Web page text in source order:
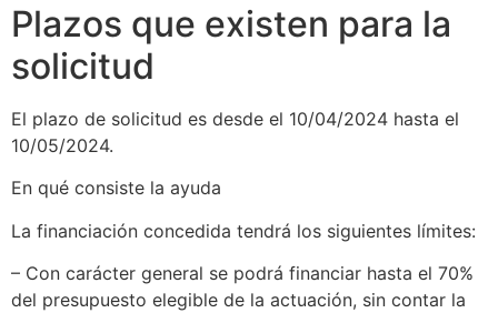
Plazos que existen para la
solicitud
El plazo de solicitud es desde el 10/04/2024 hasta el
10/05/2024.
En qué consiste la ayuda
La financiación concedida tendrá los siguientes límites:
– Con carácter general se podrá financiar hasta el 70%
del presupuesto elegible de la actuación, sin contar la